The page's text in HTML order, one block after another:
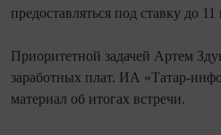
предоставляться под ставку до
Приоритетной задачей Артем
заработных плат. ИА «Татар-
материал об итогах встречи.